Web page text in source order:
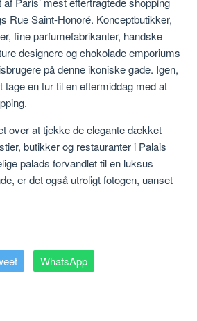
Rue Saint-Honoré. Konceptbutikker,
fine parfumefabrikanter, handske
designere og chokolade emporiums
på denne ikoniske gade. Igen,
tage en tur til en eftermiddag med at
over at tjekke de elegante dækket
butikker og restauranter i Palais
palads forvandlet til en luksus
er det også utroligt fotogen, uanset
WhatsApp